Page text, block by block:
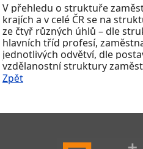
V přehledu o struktuře
krajích a v celé ČR se na
ze čtyř různých úhlů – dle
hlavních tříd profesí,
jednotlivých odvětví, dle
vzdělanostní struktury
Zpět